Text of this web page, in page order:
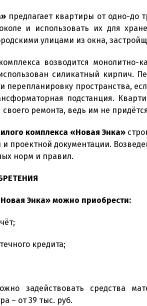
предлагает квартиры от одно-до
и использовать их для
улицами из окна,
возводится монолитно-
силикатный кирпич.
перепланировку пространства,
подстанция.
своего ремонта, ведь им не
комплекса «Новая Энка»
проектной документации.
норм и правил.
Энка» можно приобрести:
кредита;
задействовать средства
– от 39 тыс. руб.